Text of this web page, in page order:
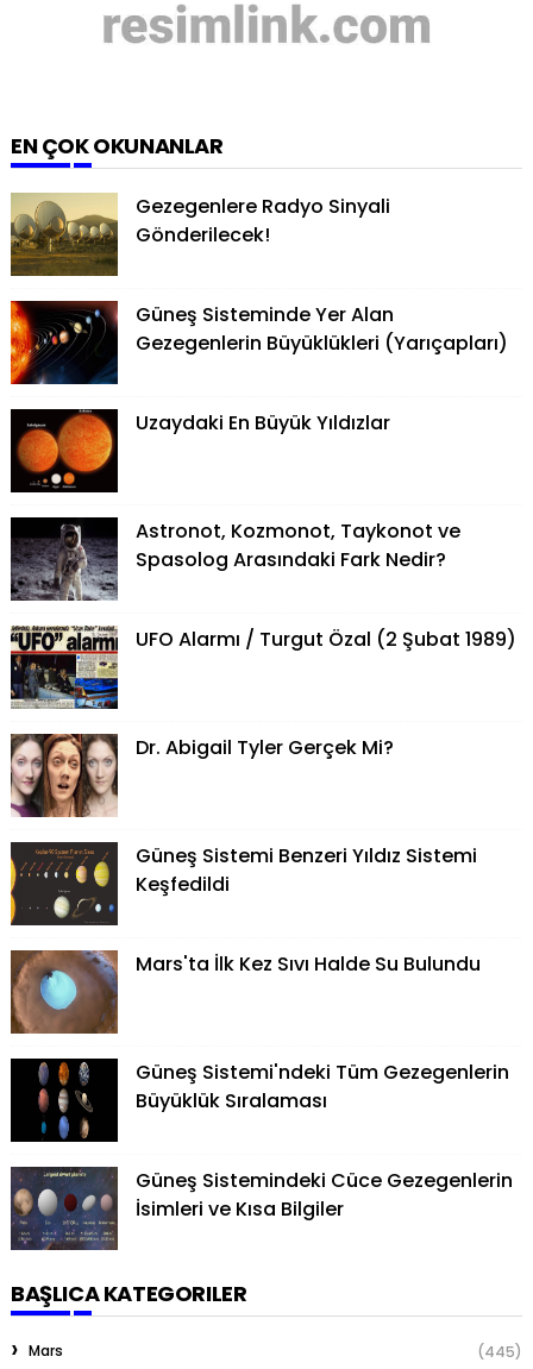
EN ÇOK OKUNANLAR
Gezegenlere Radyo Sinyali
Gönderilecek!
Güneş Sisteminde Yer Alan
Gezegenlerin Büyüklükleri (Yarıçapları)
Uzaydaki En Büyük Yıldızlar
Astronot, Kozmonot, Taykonot ve
Spasolog Arasındaki Fark Nedir?
UFO Alarmı / Turgut Özal (2 Şubat 1989)
Dr. Abigail Tyler Gerçek Mi?
Güneş Sistemi Benzeri Yıldız Sistemi
Keşfedildi
Mars'ta İlk Kez Sıvı Halde Su Bulundu
Güneş Sistemi'ndeki Tüm Gezegenlerin
Büyüklük Sıralaması
Güneş Sistemindeki Cüce Gezegenlerin
İsimleri ve Kısa Bilgiler
BAŞLICA KATEGORILER
Mars
(445)